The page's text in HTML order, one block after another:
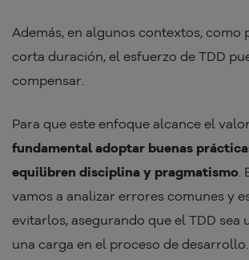
Además, en algunos contextos, como
corta duración, el esfuerzo de TDD
compensar.
Para que este enfoque alcance el
fundamental adoptar buenas
equilibren disciplina y pragmatismo.
vamos a analizar errores comunes y
evitarlos, asegurando que el TDD sea
una carga en el proceso de desarrollo.